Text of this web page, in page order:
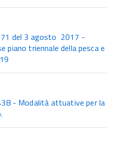
del 3 agosto 2017 -
piano triennale della pesca e
- Modalità attuative per la